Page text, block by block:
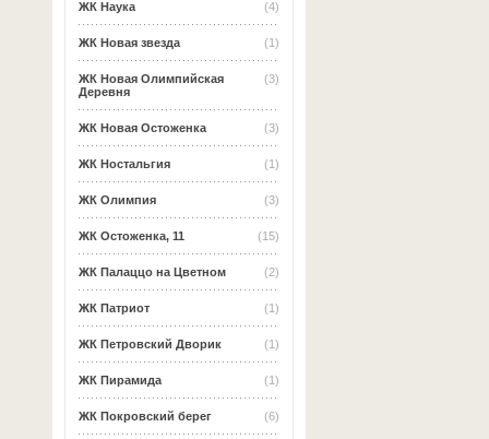
(4)
ЖК Наука
(1)
ЖК Новая звезда
(3)
ЖК Новая Олимпийская
Деревня
(3)
ЖК Новая Остоженка
(1)
ЖК Ностальгия
(3)
ЖК Олимпия
(15)
ЖК Остоженка, 11
(2)
ЖК Палаццо на Цветном
(1)
ЖК Патриот
(1)
ЖК Петровский Дворик
(1)
ЖК Пирамида
(6)
ЖК Покровский берег